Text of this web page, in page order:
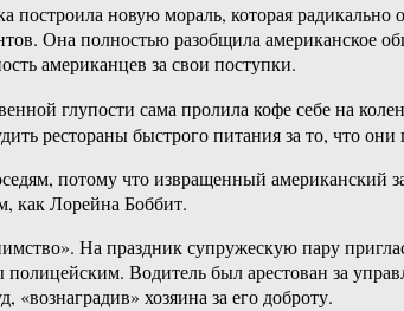
новую мораль, которая
Она полностью разобщила американское
американцев за свои поступки.
глупости сама пролила кофе себе на
рестораны быстрого питания за то, что
потому что извращенный американский
как Лорейна Боббит.
На праздник супружескую пару
Водитель был арестован за
хозяина за его доброту.